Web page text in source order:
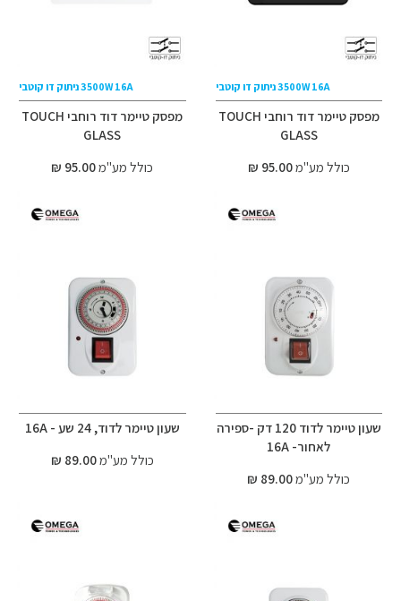
3500W 16A ניתוק דו קוטבי
מפסק טיימר דוד רוחבי TOUCH
GLASS
כולל מע"מ95.00 ₪
3500W 16A ניתוק דו קוטבי
מפסק טיימר דוד רוחבי TOUCH
GLASS
כולל מע"מ95.00 ₪
שעון טיימר לדוד 120 דק -ספירה
לאחור- 16A
כולל מע"מ89.00 ₪
שעון טיימר לדוד, 24 שע - 16A
כולל מע"מ89.00 ₪